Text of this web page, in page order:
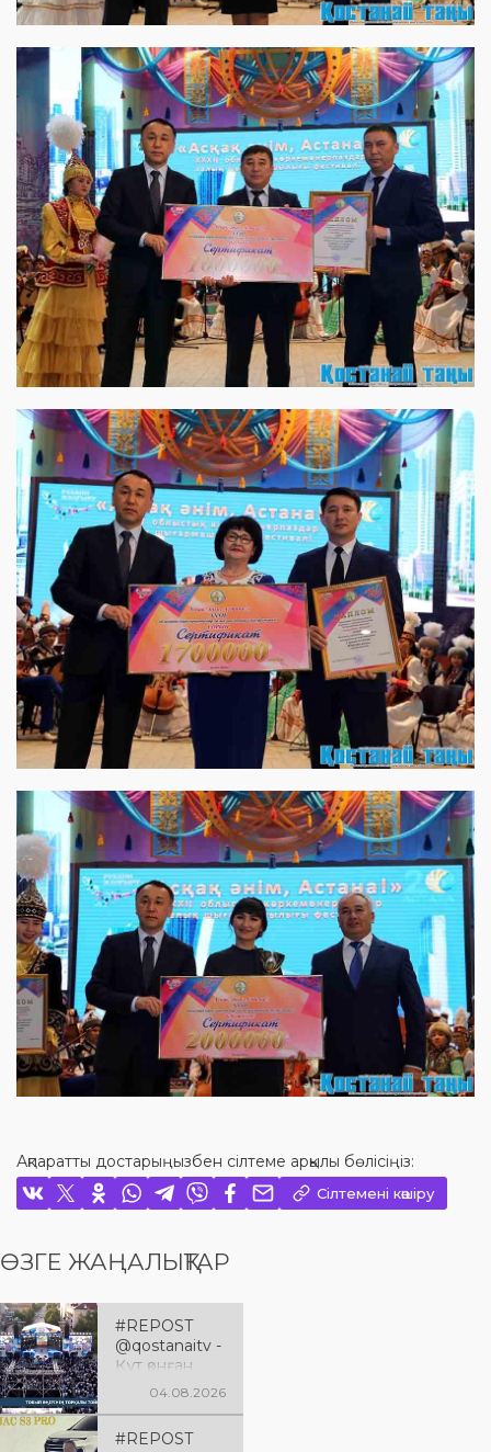
Ақпаратты достарыңызбен сілтеме арқылы бөлісіңіз:
Сілтемені көшіру
ӨЗГЕ ЖАҢАЛЫҚТАР
#REPOST
@qostanaitv -
Құт қонған
Қостанай
04.08.2026
#REPOST